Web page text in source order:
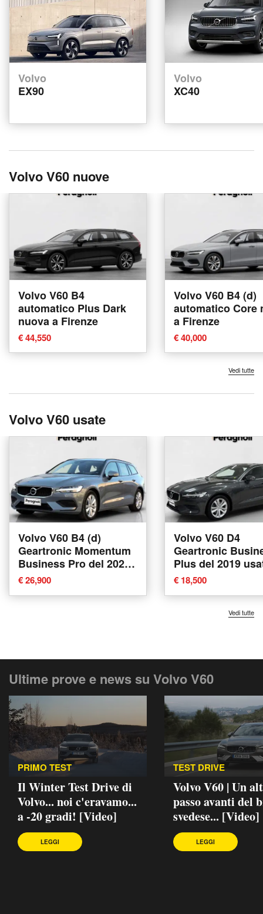
Volvo
EX90
Volvo
XC40
Volvo V60 nuove
Volvo V60 B4
automatico Plus Dark
nuova a Firenze
€ 44,550
Volvo V60 B4 (d)
automatico Core
a Firenze
€ 40,000
Vedi tutte
Volvo V60 usate
Volvo V60 B4 (d)
Geartronic Momentum
Business Pro del 2021
usata a Firenze
€ 26,900
Volvo V60 D4
Geartronic
Plus del 2019
Firenze
€ 18,500
Vedi tutte
Ultime prove e news su Volvo V60
PRIMO TEST
Il Winter Test Drive di
Volvo... noi c'eravamo...
a -20 gradi! [Video]
LEGGI
TEST DRIVE
Volvo V60 | Un
passo avanti del
svedese... [Video]
LEGGI